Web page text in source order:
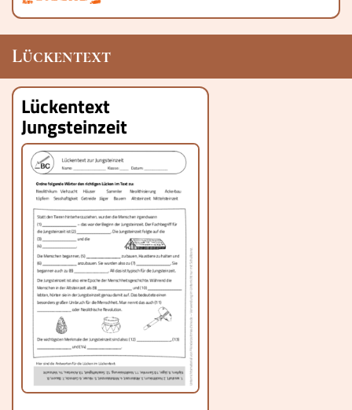
Lückentext
Lückentext
Jungsteinzeit